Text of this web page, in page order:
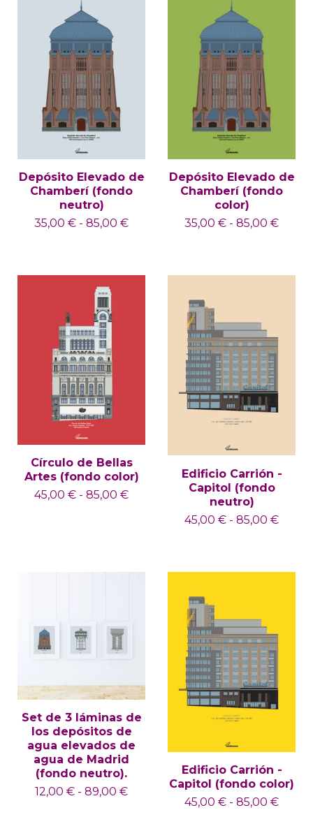
Depósito Elevado de
Chamberí (fondo
neutro)
35,00 € - 85,00 €
Depósito Elevado de
Chamberí (fondo
color)
35,00 € - 85,00 €
Círculo de Bellas
Artes (fondo color)
45,00 € - 85,00 €
Edificio Carrión -
Capitol (fondo
neutro)
45,00 € - 85,00 €
Set de 3 láminas de
los depósitos de
agua elevados de
agua de Madrid
(fondo neutro).
12,00 € - 89,00 €
Edificio Carrión -
Capitol (fondo color)
45,00 € - 85,00 €